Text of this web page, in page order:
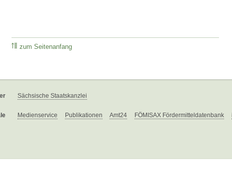
zum Seitenanfang
Sächsische Staatskanzlei
Medienservice Publikationen Amt24 FÖMISAX Fördermitteldatenbank